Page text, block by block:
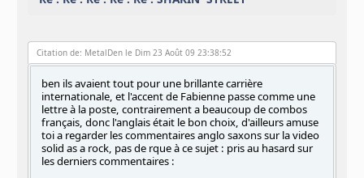
Citation de: MetalDen le Dim 23 Août 09 23:38:52
ben ils avaient tout pour une brillante carrière
internationale, et l'accent de Fabienne passe comme une
lettre à la poste, contrairement a beaucoup de combos
français, donc l'anglais était le bon choix, d'ailleurs amuse
toi a regarder les commentaires anglo saxons sur la video
solid as a rock, pas de rque à ce sujet : pris au hasard sur
les derniers commentaires :